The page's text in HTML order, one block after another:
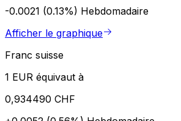
-0.0021 (0.13%) Hebdomadaire
Afficher le graphique
Franc suisse
1 EUR équivaut à
0,934490 CHF